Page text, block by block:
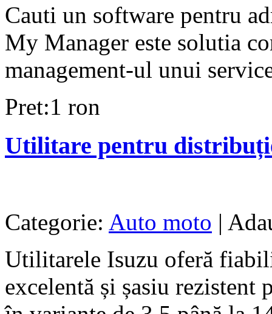
Cauti un software pentru
My Manager este solutia
management-ul unui
Pret:1 ron
Utilitare pentru
Categorie: Auto moto |
Utilitarele Isuzu oferă
excelentă și șasiu